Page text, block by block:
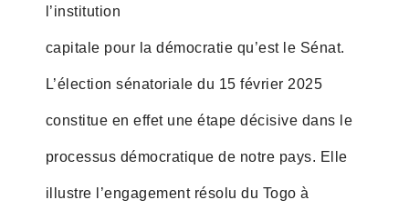
l’institution
capitale pour la démocratie qu’est le Sénat.
L’élection sénatoriale du 15 février 2025
constitue en effet une étape décisive dans le
processus démocratique de notre pays. Elle
illustre l’engagement résolu du Togo à